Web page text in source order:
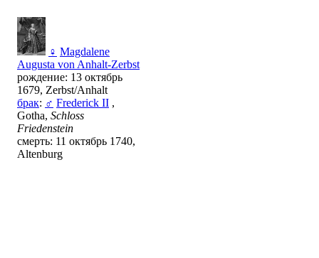
♀ Magdalene
Augusta von Anhalt-Zerbst
рождение: 13 октябрь
1679, Zerbst/Anhalt
брак: ♂ Frederick II ,
Gotha, Schloss
Friedenstein
смерть: 11 октябрь 1740,
Altenburg